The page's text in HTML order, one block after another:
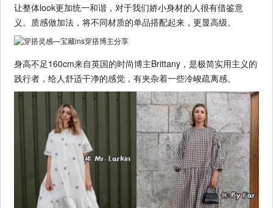
让整体look更加统一和谐，对于我们娇小身材的人很有借鉴意
义。质感做加法，将不同材质的单品搭配起来，更显高级。
身高不足160cm来自英国的时尚博主Brittany，是极简实用主义的
践行者，给人舒适干净的感觉，有夹杂着一些冷峻疏离感。